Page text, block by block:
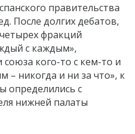
правительства
После долгих дебатов,
фракций
с каждым»,
кого-то с кем-то и
– никогда и ни за что», к
определились с
нижней палаты